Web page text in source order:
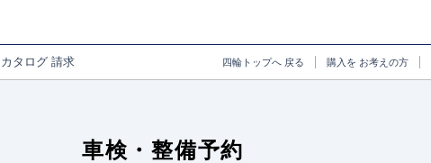
カタログ 請求 四輪トップへ 戻る 購入を お考えの方
車検・整備予約